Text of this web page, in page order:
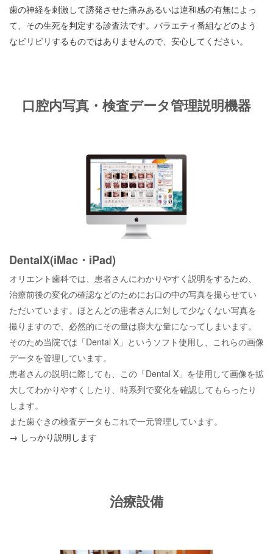
歯の神経を刺激して誘発させた痛みあるいは違和感の有無によっ
て、その生死を判定する診査法です。バラエティ番組などのよう
なビリビリするものではありませんので、安心してください。
口腔内写真・検査データ管理説明機器
DentalX(iMac・iPad)
オリエント歯科では、患者さんにわかりやすく説明をするため、
治療前後の変化の確認などのためにお口の中の写真を撮らせてい
ただいています。ほとんどの患者さんに対して少なくない写真を
撮りますので、必然的にその量は膨大な量になってしまいます。
そのため当院では「Dental X」というソフト使用し、これらの画像
データを管理しています。
患者さんの説明に際しても、この「Dental X」を使用して画像を拡
大してわかりやすくしたり、時系列で変化を確認してもらったり
します。
また歯ぐきの検査データもこれで一元管理しています。
→ しっかり説明します
治療設備